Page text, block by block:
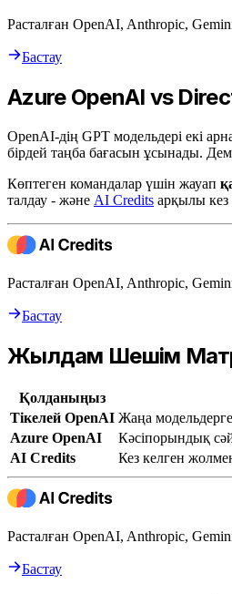
Расталған OpenAI, Anthropic,
Бастау
Azure OpenAI vs
OpenAI-дің GPT модельдері екі
бірдей таңба бағасын ұсынады.
Көптеген командалар үшін жауап
талдау - және AI Credits арқылы кез
Расталған OpenAI, Anthropic,
Бастау
Жылдам Шешім
Қолданыңыз
Тікелей OpenAI Жаңа
Azure OpenAI
Кәсіпорындық
AI Credits
Кез келген
Расталған OpenAI, Anthropic,
Бастау